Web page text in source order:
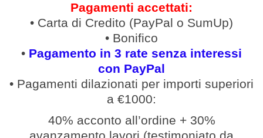
Pagamenti accettati:
• Carta di Credito (PayPal o SumUp)
• Bonifico
• Pagamento in 3 rate senza interessi
con PayPal
• Pagamenti dilazionati per importi superiori
a €1000:
40% acconto all’ordine + 30%